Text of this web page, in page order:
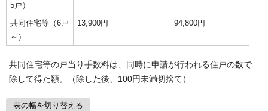
5戸）
共同住宅等（6戸
～）
13,900円 94,800円
共同住宅等の戸当り手数料は、同時に申請が行われる住戸の数で
除して得た額。（除した後、100円未満切捨て）
表の幅を切り替える